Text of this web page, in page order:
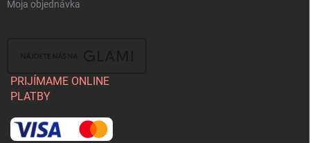
Moja objednávka
PRIJÍMAME ONLINE
PLATBY